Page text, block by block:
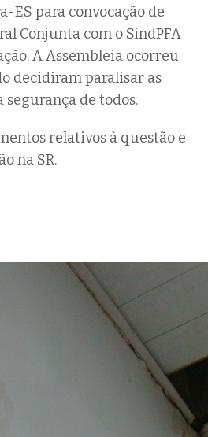
ES para convocação de
Conjunta com o SindPFA
A Assembleia ocorreu
decidiram paralisar as
segurança de todos.
relativos à questão e
na SR.